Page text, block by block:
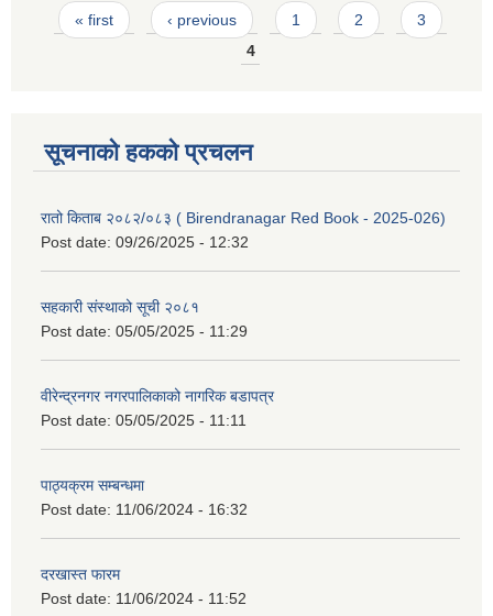
Pages
« first ‹ previous 1 2
3
4
सूचनाको हकको प्रचलन
रातो किताब २०८२/०८३ ( Birendranagar Red Book - 2025-026)
Post date: 09/26/2025 - 12:32
सहकारी संस्थाको सूची २०८१
Post date: 05/05/2025 - 11:29
वीरेन्द्रनगर नगरपालिकाको नागरिक बडापत्र
Post date: 05/05/2025 - 11:11
पाठ्यक्रम सम्बन्धमा
Post date: 11/06/2024 - 16:32
दरखास्त फारम
Post date: 11/06/2024 - 11:52